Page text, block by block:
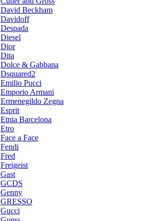
David Beckham
Davidoff
Despada
Diesel
Dior
Dita
Dolce & Gabbana
Dsquared2
Emilio Pucci
Emporio Armani
Ermenegildo Zegna
Esprit
Etnia Barcelona
Etro
Face a Face
Fendi
Fred
Freigeist
Gast
GCDS
Genny
GRESSO
Gucci